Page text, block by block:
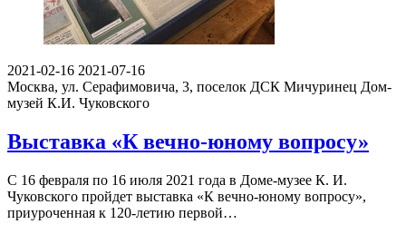
2021-02-16 2021-07-16
Москва, ул. Серафимовича, 3, поселок ДСК Мичуринец Дом-
музей К.И. Чуковского
Выставка «К вечно-юному вопросу»
С 16 февраля по 16 июля 2021 года в Доме-музее К. И.
Чуковского пройдет выставка «К вечно-юному вопросу»,
приуроченная к 120-летию первой…